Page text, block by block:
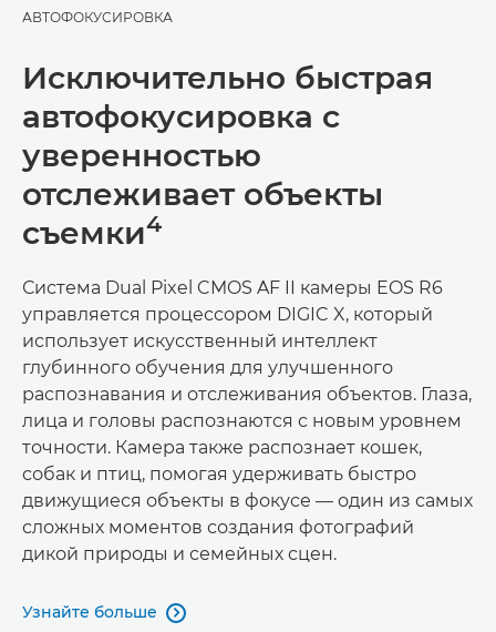
АВТОФОКУСИРОВКА
Исключительно быстрая
автофокусировка с
уверенностью
отслеживает объекты
съемки4
Система Dual Pixel CMOS AF II камеры EOS R6
управляется процессором DIGIC X, который
использует искусственный интеллект
глубинного обучения для улучшенного
распознавания и отслеживания объектов. Глаза,
лица и головы распознаются с новым уровнем
точности. Камера также распознает кошек,
собак и птиц, помогая удерживать быстро
движущиеся объекты в фокусе — один из самых
сложных моментов создания фотографий
дикой природы и семейных сцен.
Узнайте больше 